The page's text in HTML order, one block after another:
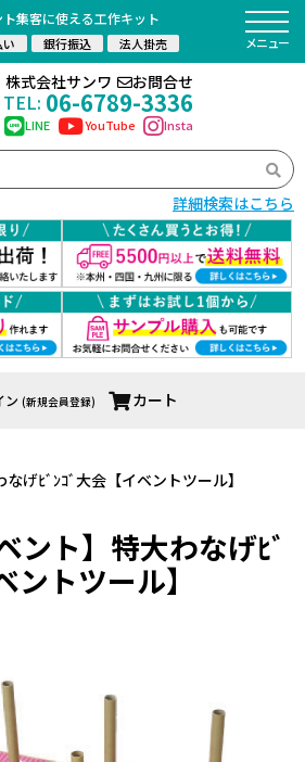
ト集客に使える工作キット
銀行振込 法人掛売
詳細検索はこちら
株式会社サンワ お問合せ
TEL: 06-6789-3336
LINE YouTube Insta
ン (新規会員登録) カート
なげﾋﾞﾝｺﾞ大会【イベントツール】
ント】特大わなげﾋﾞ
ントツール】